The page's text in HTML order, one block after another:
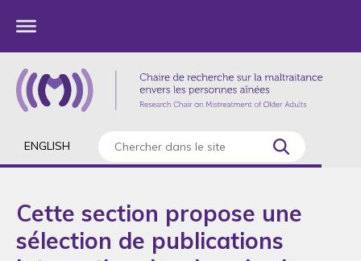
ENGLISH
Cette section propose une
sélection de publications